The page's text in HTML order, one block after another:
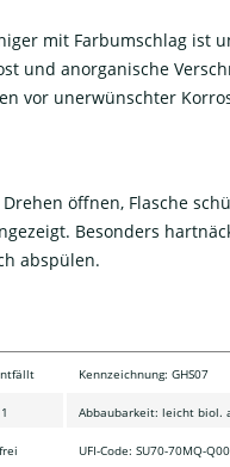
mit Farbumschlag ist
und anorganische
vor unerwünschter
öffnen, Flasche
Besonders
abspülen.
Kennzeichnung: GHS07
Abbaubarkeit: leicht biol.
UFI-Code: SU70-70MQ-